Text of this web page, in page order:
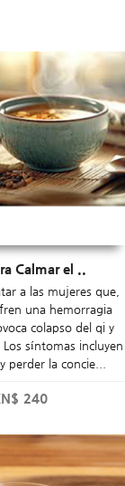
Calmar el ..
a las mujeres que,
una hemorragia
colapso del qi y
síntomas incluyen
perder la concie...
240